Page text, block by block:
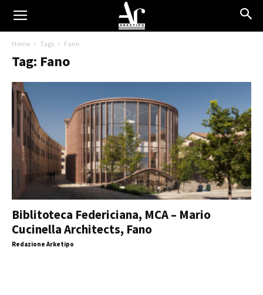
Home Tags Fano
Tag: Fano
Biblitoteca Federiciana, MCA – Mario
Cucinella Architects, Fano
Redazione Arketipo